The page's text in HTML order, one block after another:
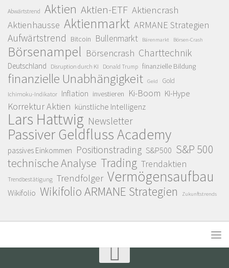
Abwärtstrend Aktien Aktien-ETF Aktiencrash
Aktienhausse Aktienmarkt ARMANE Strategien
Aufwärtstrend Bitcoin Bullenmarkt Bärenmarkt Börsen-Crash
Börsenampel Börsencrash Charttechnik
Deutschland Disruption durch KI Donald Trump finanzielle Bildung
finanzielle Unabhängigkeit Geld Gold
Ichimoku-Indikator Inflation investieren Ki-Boom KI-Hype
Korrektur Aktien künstliche Intelligenz
Lars Hattwig Newsletter
Passiver Geldfluss Academy
passives Einkommen Positionstrading S&P500 S&P 500
technische Analyse Trading Trendaktien
Trendbestätigung Trendfolger Vermögensaufbau
Wikifolio Wikifolio ARMANE Strategien Zukunftstrends